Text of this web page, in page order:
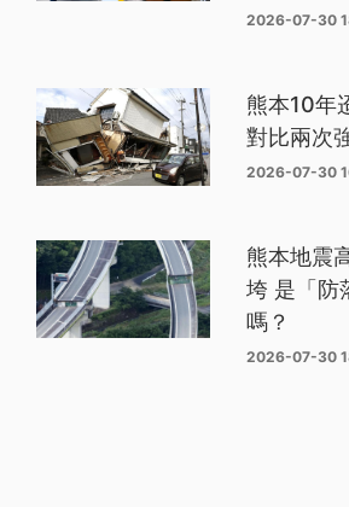
2026-07-30
熊本10年
對比兩次
2026-07-30
熊本地震
垮 是「防
嗎？
2026-07-30